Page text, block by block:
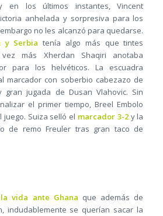
en los últimos instantes, Vincent
anhelada y sorpresiva para los
no les alcanzó para quedarse.
y Serbia tenía algo más que tintes
más Xherdan Shaqiri anotaba
para los helvéticos. La escuadra
marcador con soberbio cabezazo de
gran jugada de Dusan Vlahovic. Sin
el primer tiempo, Breel Embolo
Suiza selló el marcador 3-2y la
de remo Freuler tras gran taco de
vida ante Ghana que además de
indudablemente se querían sacar la